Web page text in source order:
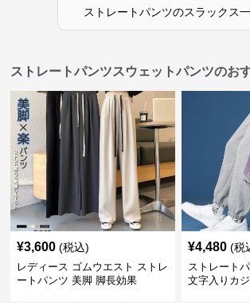
ストレートパンツのスラックス
ストレートパンツスウェットパンツのお
¥3,600 (税込)
レディース ゴムウエスト ストレ
ートパンツ 美脚 脚長効果
¥4,480 (税
ストレート
文字入りカ